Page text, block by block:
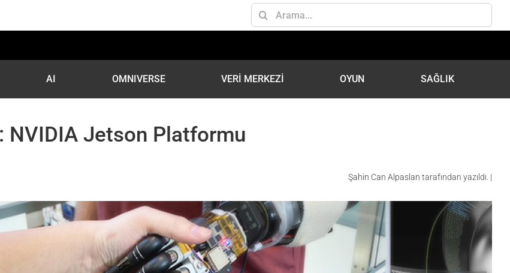
Ara:
AI OMNIVERSE VERİ MERKEZİ OYUN SAĞLIK
NVIDIA Jetson Platformu
Şahin Can Alpaslan tarafından yazıldı. |